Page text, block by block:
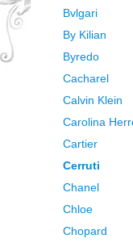
Bvlgari
By Kilian
Byredo
Cacharel
Calvin Klein
Carolina
Cartier
Cerruti
Chanel
Chloe
Chopard